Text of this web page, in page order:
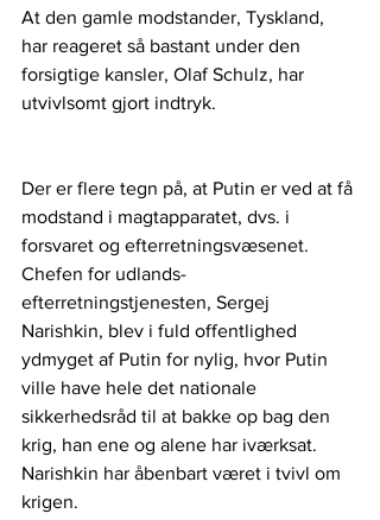
At den gamle modstander, Tyskland,
har reageret så bastant under den
forsigtige kansler, Olaf Schulz, har
utvivlsomt gjort indtryk.
Der er flere tegn på, at Putin er ved at få
modstand i magtapparatet, dvs. i
forsvaret og efterretningsvæsenet.
Chefen for udlands-
efterretningstjenesten, Sergej
Narishkin, blev i fuld offentlighed
ydmyget af Putin for nylig, hvor Putin
ville have hele det nationale
sikkerhedsråd til at bakke op bag den
krig, han ene og alene har iværksat.
Narishkin har åbenbart været i tvivl om
krigen.